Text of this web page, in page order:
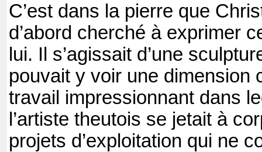
C’est dans la pierre que
d’abord cherché à exprimer
lui. Il s’agissait d’une
pouvait y voir une dimension
travail impressionnant dans
l’artiste theutois se jetait à
projets d’exploitation qui ne